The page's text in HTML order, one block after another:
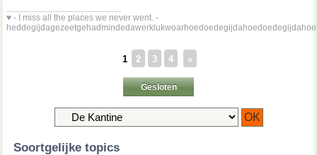
♥ - I miss all the places we never went. -
1 2 3 4 »
Gesloten
Soortgelijke topics